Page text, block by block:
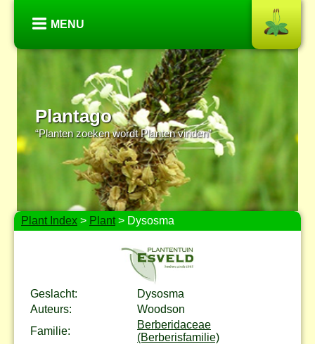
MENU
Plantago
“Planten zoeken wordt Planten vinden”
Plant Index > Plant> Dysosma
Geslacht:
Dysosma
Auteurs:
Woodson
Familie:
Berberidaceae
(Berberisfamilie)